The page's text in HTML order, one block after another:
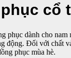
cổ
phục dành cho
động. Đối với chất
phục mùa hè.